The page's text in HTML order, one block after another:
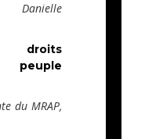
Danielle
droits
peuple
du MRAP,